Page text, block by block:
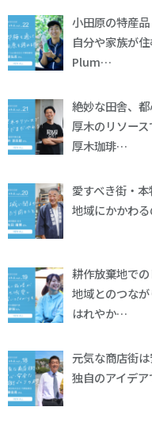
小田原の特産
自分や家族が
Plum…
絶妙な田舎、
厚木のリソー
厚木珈琲…
愛すべき街・
地域にかかわ
耕作放棄地で
地域とのつな
はれやか…
元気な商店街は
独自のアイデ